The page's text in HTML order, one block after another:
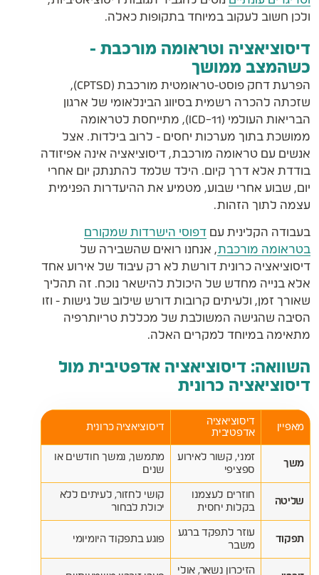
ולכן חשוב לעקוב במיוחד בתקופות כאלה.
דיסוציאציה וטראומה מורכבת -
כשהמצב ממושך
הפרעת דחק פוסט-טראומטית מורכבת (CPTSD),
שזכתה להכרה רשמית בסיווג הבינלאומי של ארגון
הבריאות העולמי (ICD-11), מתייחסת לטראומה
ממושכת בתוך מערכות יחסים - לרוב בילדות. אצל
אנשים עם טראומה מורכבת, דיסוציאציה אינה אפיזודה
בודדת אלא דרך קיום. הילד שלמד להתנתק יום אחרי
יום, שבוע אחרי שבוע, מטמיע את ההיעדרות הפנימית
עצמה לתוך הזהות.
בעבודה הקלינית עם דפוסי הישרדות שמקורם
בטראומה מורכבת, אנחנו רואים שהשבירה של
דיסוציאציה כרונית דורשת לא רק עיבוד של אירוע אחד
אלא בנייה מחדש של היכולת להישאר נוכח. זה תהליך
שאורך זמן, ולעיתים קרובות דורש שילוב של גישות - וזו
הסיבה שהגישה המשולבת של מכללת טריותרפיה
מתאימה במיוחד למקרים האלה.
השוואה: דיסוציאציה אדפטיבית מול
דיסוציאציה כרונית
מאפיין
דיסוציאציה
אדפטיבית
דיסוציאציה כרונית
משך
זמני, קשור לאירוע
ספציפי
מתמשך, נמשך חודשים או
שנים
שליטה
חוזרים לעצמנו
בקלות יחסית
קושי לחזור, לעיתים ללא
יכולת לבחור
תפקוד
עוזר לתפקד ברגע
משבר
פוגע בתפקוד היומיומי
הזיכרון נשאר, אולי